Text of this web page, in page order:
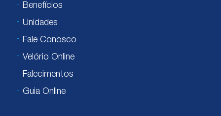
Benefícios
Unidades
Fale Conosco
Velório Online
Falecimentos
Guia Online